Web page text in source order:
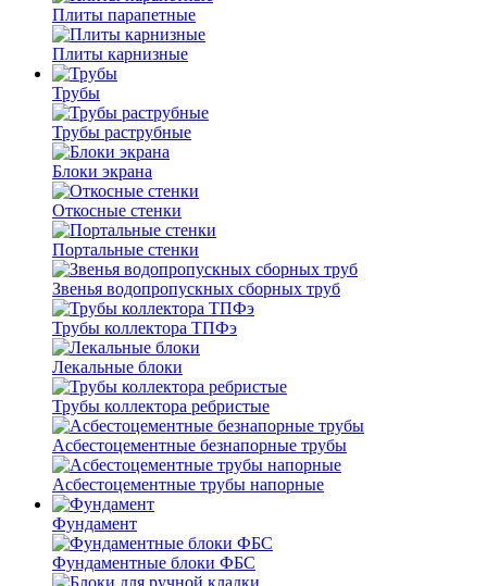
Плиты парапетные
Плиты карнизные
Трубы
Трубы раструбные
Блоки экрана
Откосные стенки
Портальные стенки
Звенья водопропускных сборных труб
Трубы коллектора ТПФэ
Лекальные блоки
Трубы коллектора ребристые
Асбестоцементные безнапорные трубы
Асбестоцементные трубы напорные
Фундамент
Фундаментные блоки ФБС